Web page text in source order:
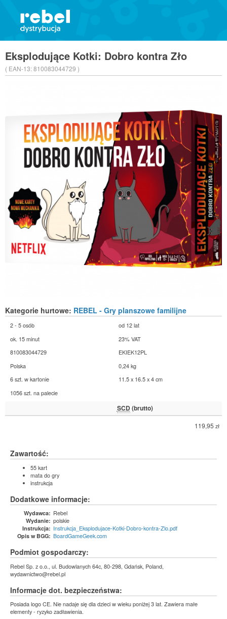
Eksplodujące Kotki: Dobro kontra Zło
( EAN-13:810083044729 )
Kategorie hurtowe: REBEL - Gry planszowe familijne
2 - 5 osób
od 12 lat
ok. 15 minut
23% VAT
810083044729
EKIEK12PL
Polska
0,24 kg
6 szt. w kartonie
11.5 x 16.5 x 4 cm
1056 szt. na palecie
SCD (brutto)
119,95 zł
Zawartość:
55 kart
mata do gry
instrukcja
Dodatkowe informacje:
Wydawca: Rebel
Wydanie: polskie
Instrukcja: Instrukcja_Eksplodujace-Kotki-Dobro-kontra-Zlo.pdf
Opis w BGG: BoardGameGeek.com
Podmiot gospodarczy:
Rebel Sp. z o.o., ul. Budowlanych 64c, 80-298, Gdańsk, Poland,
wydawnictwo@rebel.pl
Informacje dot. bezpieczeństwa:
Posiada logo CE. Nie nadaje się dla dzieci w wieku poniżej 3 lat. Zawiera małe
elementy - ryzyko zadławienia.